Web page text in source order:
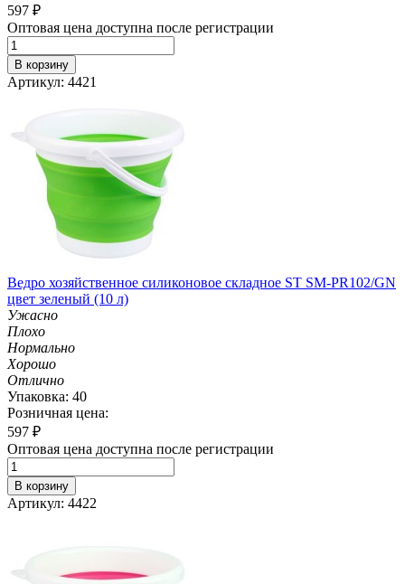
597 ₽
Оптовая цена доступна после регистрации
В корзину
Артикул: 4421
Ведро хозяйственное силиконовое складное ST SM-PR102/GN
цвет зеленый (10 л)
Ужасно
Плохо
Нормально
Хорошо
Отлично
Упаковка: 40
Розничная цена:
597 ₽
Оптовая цена доступна после регистрации
В корзину
Артикул: 4422